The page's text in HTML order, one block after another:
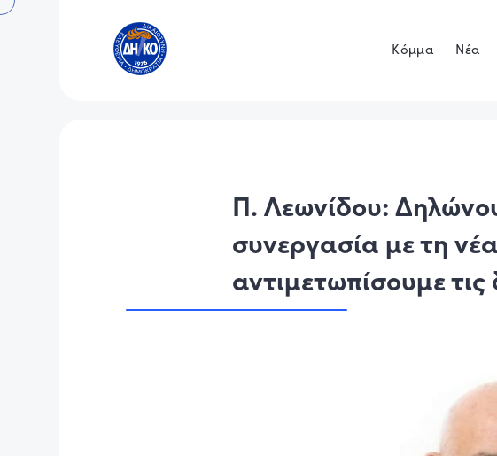
Κόμμα Νέα
Π. Λεωνίδου:
συνεργασία με τη
αντιμετωπίσουμε